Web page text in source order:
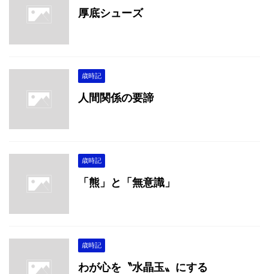
厚底シューズ
歳時記
人間関係の要諦
歳時記
「熊」と「無意識」
歳時記
わが心を〝水晶玉〟にする